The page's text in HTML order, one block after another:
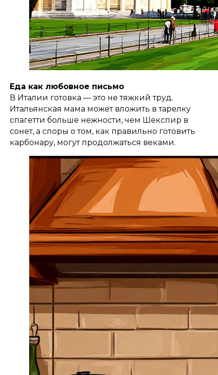
Еда как любовное письмо
В Италии готовка — это не тяжкий труд.
Итальянская мама может вложить в тарелку
спагетти больше нежности, чем Шекспир в
сонет, а споры о том, как правильно готовить
карбонару, могут продолжаться веками.